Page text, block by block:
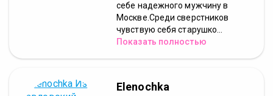
себе надежного мужчину в
Москве.Среди сверстников
чувствую себя старушко...
Показать полностью
Elenochka